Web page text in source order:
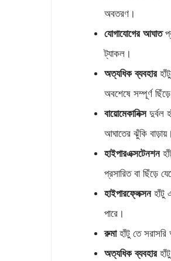
অবতরণ।
যোগাযোগের আঘাত
ট্যাকল।
অত্যধিক ব্যবহার
অবশেষে সম্পূর্ণ
বায়োমেকানিক্সদুর্বল
আঘাতের ঝুঁকি বাড়ায়।
হাইপারএক্সটেনশন
প্রসারিত বা ছিঁড়ে
হাইপারফ্লেক্সনহাঁটু
পারে।
রুমাহাঁটু তে সরাসরি
অত্যধিক ব্যবহার